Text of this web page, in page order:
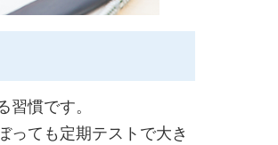
慣です。
っても定期テストで大き